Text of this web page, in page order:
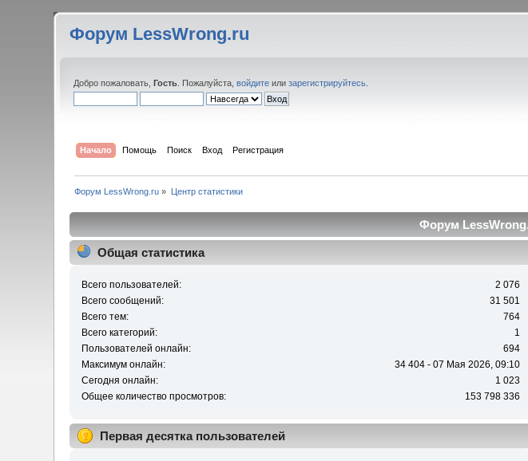
Форум LessWrong.ru
Добро пожаловать,Гость . Пожалуйста,войдите илизарегистрируйтесь
Начало Помощь Поиск Вход Регистрация
Форум LessWrong.ru » Центр статистики
Форум
Общая статистика
Всего пользователей:
2 076
Всего сообщений:
31 501
Всего тем:
764
Всего категорий:
1
Пользователей онлайн:
694
Максимум онлайн:
34 404 - 07 Мая 2026, 09:10
Сегодня онлайн:
1 023
Общее количество просмотров:
153 798 336
Первая десятка пользователей